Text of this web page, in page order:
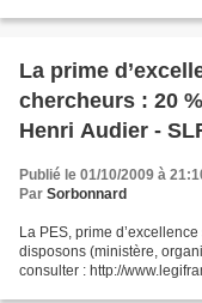
La prime
chercheurs : 20
Henri Audier -
Publié le 01/10/2009 à
Par Sorbonnard
La PES, prime
disposons (ministère,
consulter : http://